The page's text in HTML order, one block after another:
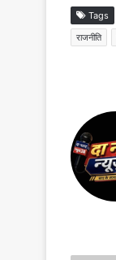
Tags
राजनीति